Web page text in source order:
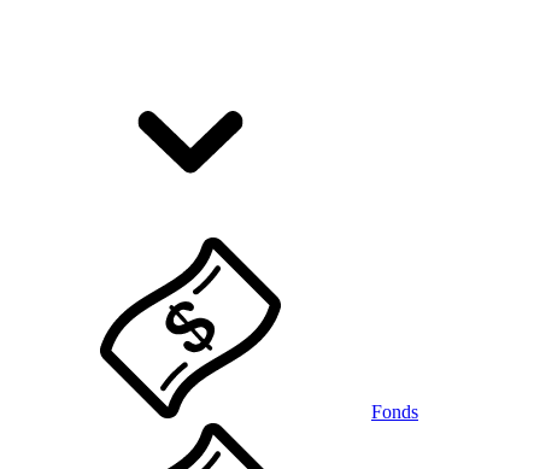
Fonds